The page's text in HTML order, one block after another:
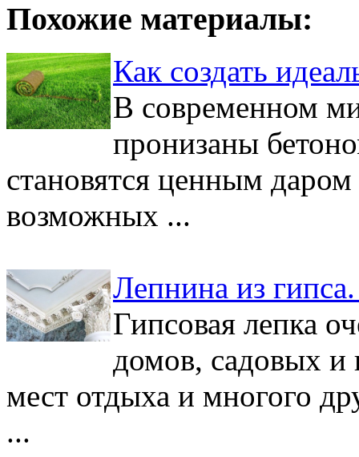
Похожие материалы:
Как создать
В современном
пронизаны
становятся ценным
возможных ...
Лепнина из
Гипсовая лепка
домов, садовых и
мест отдыха и многого
...